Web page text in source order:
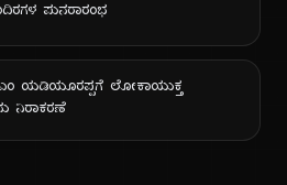
ಪುನರಾರಂಭ
ಯಡಿಯೂರಪ್ಪಗೆ ಲೋಕಾಯುಕ್ತ
ನಿರಾಕರಣೆ